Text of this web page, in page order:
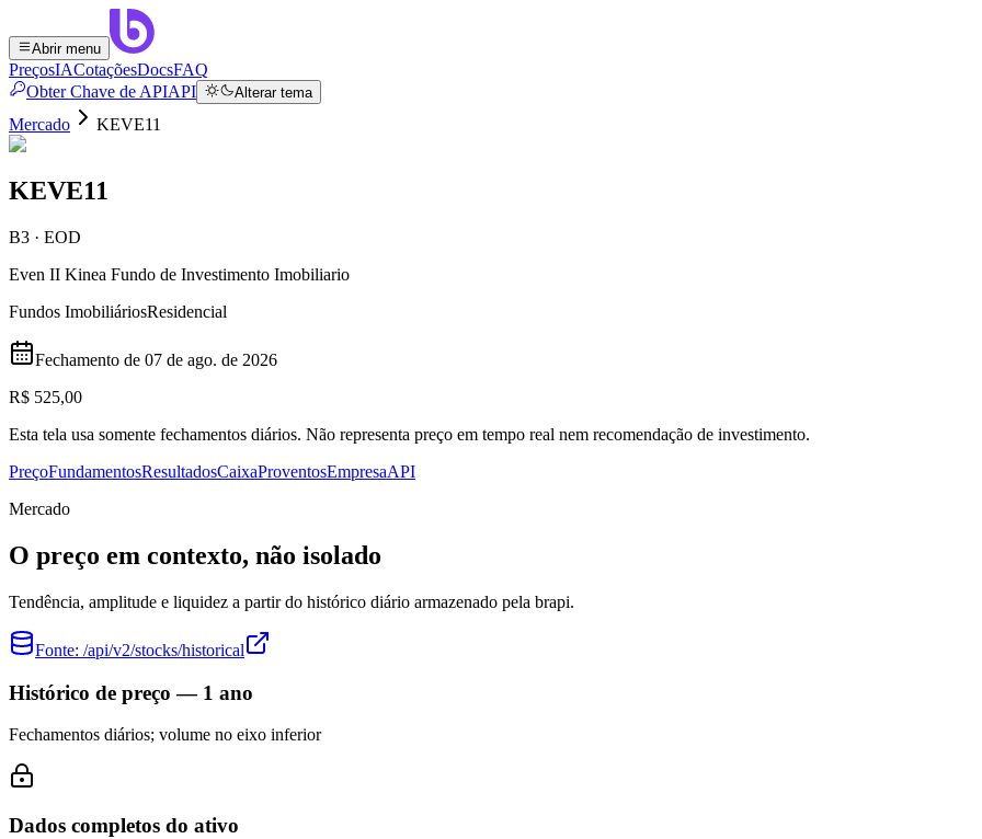
Abrir menu
PreçosIACotaçõesDocsFAQ
Obter Chave de APIAPI Alterar tema
Mercado KEVE11
KEVE11
B3 · EOD
Even II Kinea Fundo de Investimento Imobiliario
Fundos ImobiliáriosResidencial
Fechamento de 07 de ago. de 2026
R$ 525,00
Esta tela usa somente fechamentos diários. Não representa preço em tempo real nem recomendação de investimento.
PreçoFundamentosResultadosCaixaProventosEmpresaAPI
Mercado
O preço em contexto, não isolado
Tendência, amplitude e liquidez a partir do histórico diário armazenado pela brapi.
Fonte: /api/v2/stocks/historical
Histórico de preço — 1 ano
Fechamentos diários; volume no eixo inferior
Dados completos do ativo